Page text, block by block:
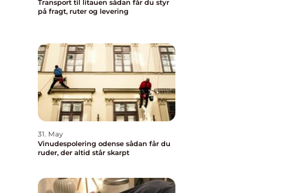
Transport til litauen sådan får du styr
på fragt, ruter og levering
31. May
Vinudespolering odense sådan får du
ruder, der altid står skarpt